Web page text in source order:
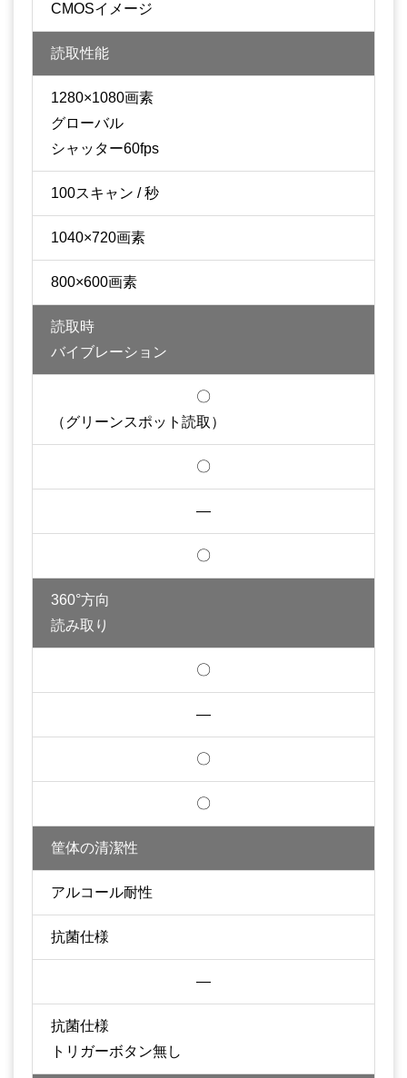
CMOSイメージ
読取性能
1280×1080画素
グローバル
シャッター60fps
100スキャン / 秒
1040×720画素
800×600画素
読取時
バイブレーション
〇
（グリーンスポット読取）
〇
—
〇
360°方向
読み取り
〇
—
〇
〇
筐体の清潔性
アルコール耐性
抗菌仕様
—
抗菌仕様
トリガーボタン無し